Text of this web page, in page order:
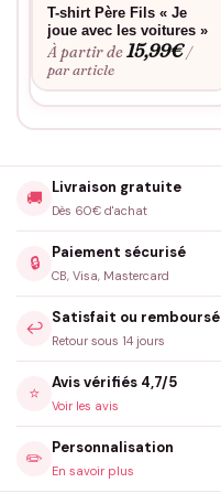
T-shirt Père Fils « Je
joue avec les voitures »
À partir de15,99€ /
par article
🚚
Livraison gratuite
Dès 60€ d'achat
🔒
Paiement sécurisé
CB, Visa, Mastercard
↩️
Satisfait ou remboursé
Retour sous 14 jours
⭐
Avis vérifiés 4,7/5
Voir les avis
✏️
Personnalisation
En savoir plus